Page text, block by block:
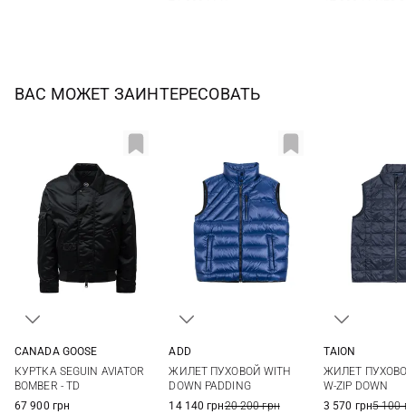
ВАС МОЖЕТ ЗАИНТЕРЕСОВАТЬ
CANADA GOOSE
КУРТКА SEGUIN AVIATOR
BOMBER - TD
67 900 грн
ADD
ЖИЛЕТ ПУХОВОЙ WITH
DOWN PADDING
14 140 грн20 200 грн
XXL
3XL
TAION
ЖИЛЕТ
W-ZIP DOWN
3 570 грн5 100